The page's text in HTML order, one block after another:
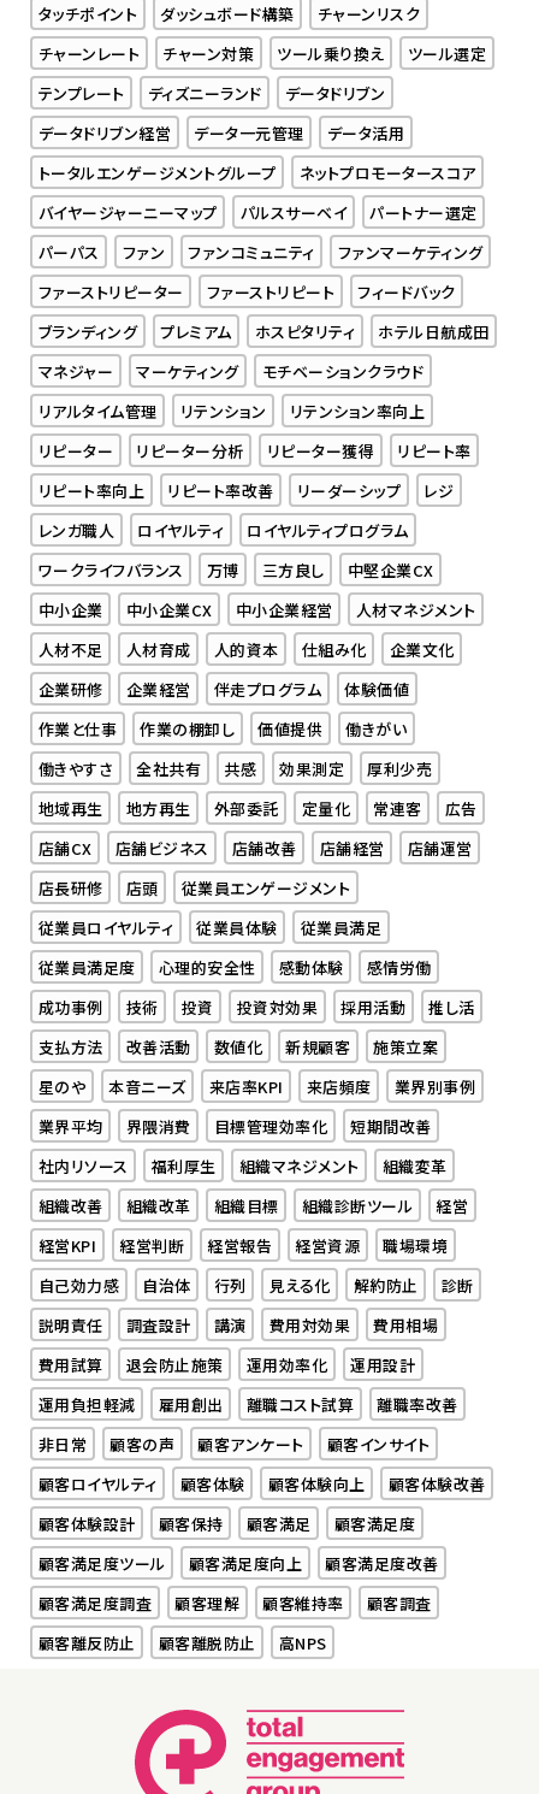
タッチポイント
ダッシュボード構築
チャーンリスク
チャーンレート
チャーン対策 ツール乗り換え
ツール選定
テンプレート
ディズニーランド
データドリブン
データドリブン経営
データ一元管理
データ活用
トータルエンゲージメントグループ
ネットプロモータースコア
バイヤージャーニーマップ
パルスサーベイ
パートナー選定
パーパス
ファン ファンコミュニティ
ファンマーケティング
ファーストリピーター
ファーストリピート
フィードバック
ブランディング
プレミアム ホスピタリティ
ホテル日航成田
マネジャー
マーケティング
モチベーションクラウド
リアルタイム管理
リテンション
リテンション率向上
リピーター
リピーター分析 リピーター獲得
リピート率
リピート率向上
リピート率改善 リーダーシップ
レジ
レンガ職人
ロイヤルティ
ロイヤルティプログラム
ワークライフバランス
万博 三方良し
中堅企業CX
中小企業
中小企業CX 中小企業経営
人材マネジメント
人材不足
人材育成 人的資本 仕組み化
企業文化
企業研修
企業経営 伴走プログラム
体験価値
作業と仕事
作業の棚卸し 価値提供
働きがい
働きやすさ
全社共有 共感 効果測定
厚利少売
地域再生
地方再生 外部委託 定量化 常連客
広告
店舗CX
店舗ビジネス 店舗改善 店舗経営
店舗運営
店長研修
店頭
従業員エンゲージメント
従業員ロイヤルティ
従業員体験
従業員満足
従業員満足度
心理的安全性 感動体験
感情労働
成功事例
技術 投資 投資対効果 採用活動
推し活
支払方法
改善活動 数値化 新規顧客
施策立案
星のや
本音ニーズ 来店率KPI 来店頻度
業界別事例
業界平均
界隈消費 目標管理効率化
短期間改善
社内リソース
福利厚生 組織マネジメント
組織変革
組織改善
組織改革 組織目標 組織診断ツール
経営
経営KPI
経営判断 経営報告 経営資源
職場環境
自己効力感
自治体 行列 見える化 解約防止
診断
説明責任
調査設計 講演 費用対効果
費用相場
費用試算
退会防止施策 運用効率化
運用設計
運用負担軽減
雇用創出 離職コスト試算
離職率改善
非日常
顧客の声 顧客アンケート
顧客インサイト
顧客ロイヤルティ
顧客体験 顧客体験向上
顧客体験改善
顧客体験設計
顧客保持 顧客満足
顧客満足度
顧客満足度ツール
顧客満足度向上
顧客満足度改善
顧客満足度調査
顧客理解 顧客維持率
顧客調査
顧客離反防止
顧客離脱防止 高NPS